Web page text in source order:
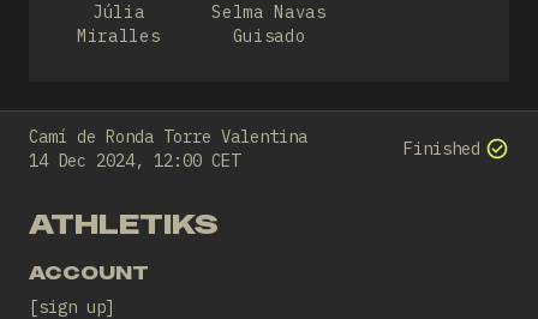
Júlia
Miralles
Selma Navas
Guisado
Camí de Ronda Torre Valentina
14 Dec 2024, 12:00 CET
Finished
ATHLETIKS
ACCOUNT
sign up